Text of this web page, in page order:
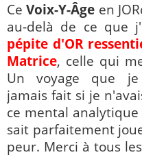
CeVoix-Y-Âge en
au-delà de ce que
pépite d'OR
Matrice, celle qui
Un voyage que je
jamais fait si je
ce mental
sait parfaitement
peur. Merci à tous